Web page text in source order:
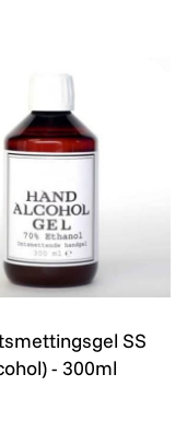
SS
- 300ml